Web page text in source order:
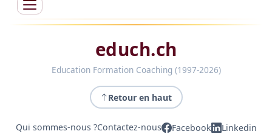
educh.ch
Education Formation Coaching (1997-2026)
Retour en haut
Qui sommes-nous ?Contactez-nous Facebook Linkedin